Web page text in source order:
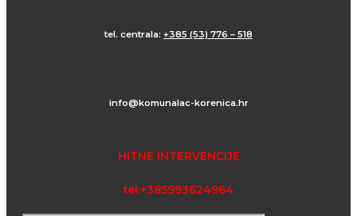
tel. centrala: +385 (53) 776 – 518
info@komunalac-korenica.hr
HITNE INTERVENCIJE
tel:+385993624964